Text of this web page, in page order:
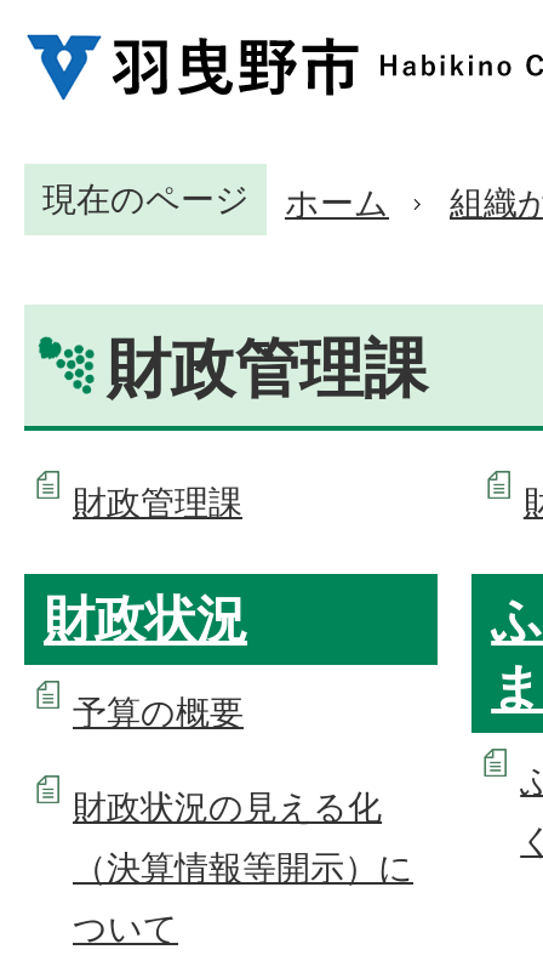
現在のページ ホーム 組織
財政管理課
財政管理課
財政状況
予算の概要
財政状況の見える化
（決算情報等開示）に
ついて